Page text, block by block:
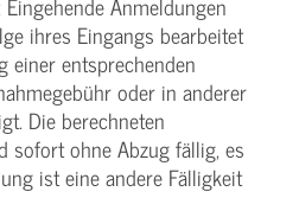
ihres Eingangs bearbeitet
einer entsprechenden
oder in anderer
Die berechneten
sofort ohne Abzug fällig, es
ist eine andere Fälligkeit